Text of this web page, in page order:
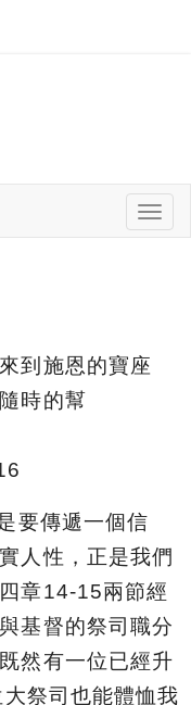
T
o
g
t
i
到施恩的寶座
時的幫
要傳遞一個信
人性，正是我們
章14-15兩節經
與基督的祭司職分
然有一位已經升
大祭司也能體恤我